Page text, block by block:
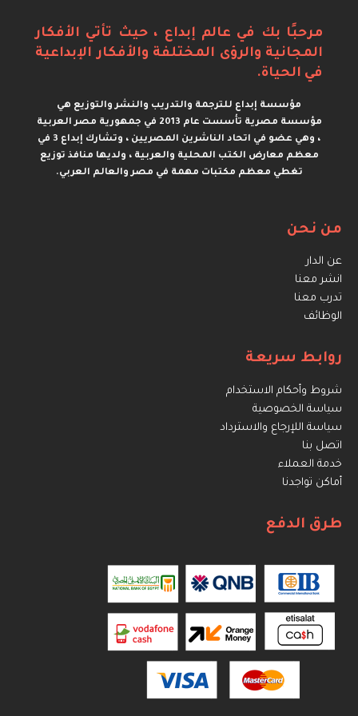
مرحبًا بك في عالم إبداع ، حيث تأتي الأفكار
المجانية والرؤى المختلفة والأفكار الإبداعية
في الحياة.
مؤسسة إبداع للترجمة والتدريب والنشر والتوزيع هي
مؤسسة مصرية تأسست عام 2013 في جمهورية مصر العربية
، وهي عضو في اتحاد الناشرين المصريين ، وتشارك إبداع 3 في
معظم معارض الكتب المحلية والعربية ، ولديها منافذ توزيع
تغطي معظم مكتبات مهمة في مصر والعالم العربي.
من نحن
عن الدار
انشر معنا
تدرب معنا
الوظائف
روابط سريعة
شروط وأحكام الاستخدام
سياسة الخصوصية
سياسة اللإرجاع والاسترداد
اتصل بنا
خدمة العملاء
أماكن تواجدنا
طرق الدفع